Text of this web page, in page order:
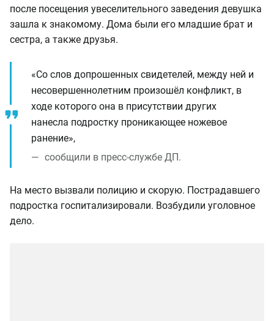
после посещения увеселительного заведения девушка
зашла к знакомому. Дома были его младшие брат и
сестра, а также друзья.
«Со слов допрошенных свидетелей, между ней и
несовершеннолетним произошёл конфликт, в
ходе которого она в присутствии других
нанесла подростку проникающее ножевое
ранение»,
сообщили в пресс-службе ДП.
На место вызвали полицию и скорую. Пострадавшего
подростка госпитализировали. Возбудили уголовное
дело.